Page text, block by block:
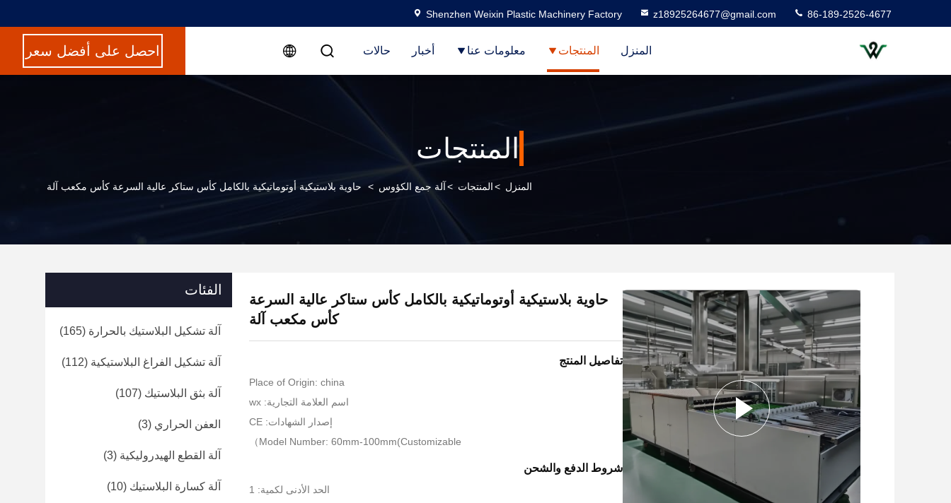
Shenzhen Weixin Plastic Machinery Factory z18925264677@gmail.com 86-189-2526-4677
المنزل المنتجات معلومات عنا أخبار حالات احصل على أفضل سعر
المنتجات
المنزل >المنتجات >آلة جمع الكؤوس > حاوية بلاستيكية أوتوماتيكية بالكامل كأس ستاكر عالية السرعة كأس مكعب آلة
حاوية بلاستيكية أوتوماتيكية بالكامل كأس ستاكر عالية السرعة
كأس مكعب آلة
تفاصيل المنتج
Place of Origin: china
اسم العلامة التجارية: wx
إصدار الشهادات: CE
Model Number: 60mm-100mm(Customizable）
شروط الدفع والشحن
الحد الأدنى لكمية: 1
الفئات
آلة تشكيل البلاستيك بالحرارة (165)
آلة تشكيل الفراغ البلاستيكية (112)
آلة بثق البلاستيك (107)
العفن الحراري (3)
آلة القطع الهيدروليكية (3)
آلة كسارة البلاستيك (10)